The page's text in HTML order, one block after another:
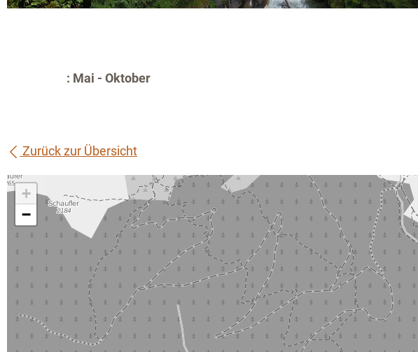
: Mai - Oktober
Zurück zur Übersicht
+
−